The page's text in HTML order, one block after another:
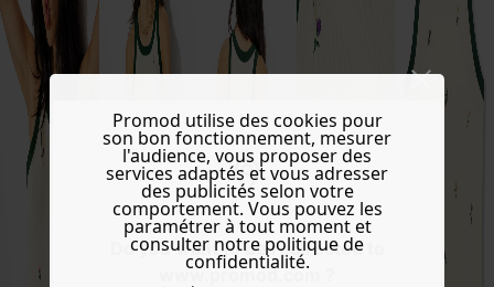
Do you want to be redirected to
www.promod.com ?
Promod utilise des cookies pour
son bon fonctionnement, mesurer
l'audience, vous proposer des
services adaptés et vous adresser
des publicités selon votre
comportement. Vous pouvez les
paramétrer à tout moment et
consulter notre politique de
confidentialité.